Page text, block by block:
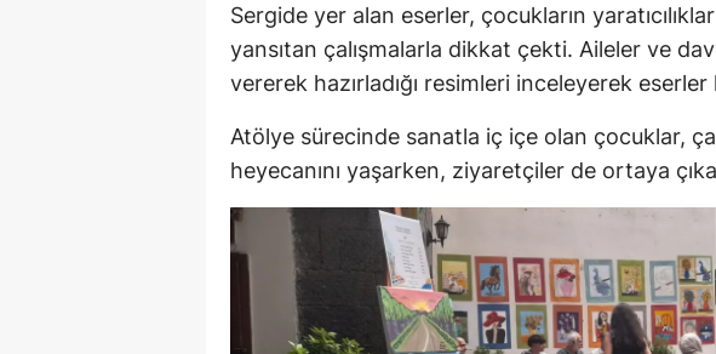
Sergide yer alan eserler, çocukların
yansıtan çalışmalarla dikkat çekti. Aileler ve
vererek hazırladığı resimleri inceleyerek eserler
Atölye sürecinde sanatla iç içe olan çocuklar,
heyecanını yaşarken, ziyaretçiler de ortaya